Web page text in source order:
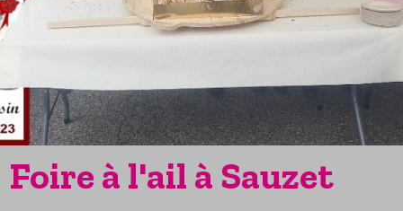
Foire à l'ail à Sauzet